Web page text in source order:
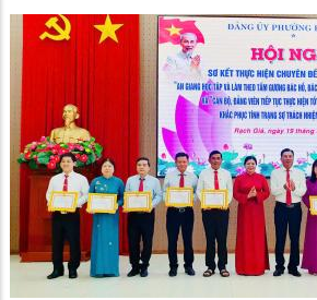
(19/5/1890 – 19/5/2026) với chủ đề
Người”.